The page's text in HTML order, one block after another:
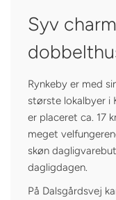
Syv
Rynkeby er med
største lokalbyer i
er placeret ca. 17
meget
skøn
dagligdagen.
På Dalsgårdsvej